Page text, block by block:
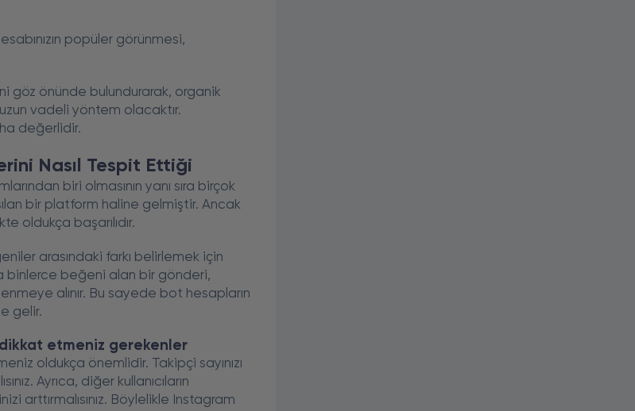
popüler görünmesi,
göz önünde bulundurarak, organik
vadeli yöntem olacaktır.
değerlidir.
Nasıl Tespit Ettiği
biri olmasının yanı sıra birçok
bir platform haline gelmiştir. Ancak
oldukça başarılıdır.
arasındaki farkı belirlemek için
binlerce beğeni alan bir gönderi,
alınır. Bu sayede bot hesapların
gelir.
etmeniz gerekenler
oldukça önemlidir. Takipçi sayınızı
Ayrıca, diğer kullanıcıların
arttırmalısınız. Böylelikle Instagram